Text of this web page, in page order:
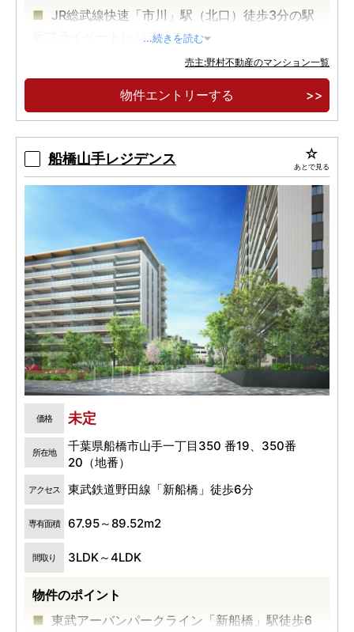
JR総武線快速「市川」駅（北口）徒歩3分の駅
近プライベートレジデンス
「東京」駅直通19分、「新橋」駅直通23分、
「品川」駅直通28分の都心への直通アクセス
ガス衣類乾燥機「乾太くん」・食器棚・ディス
グレードな仕様
...続きを読む
売主:野村不動産のマンション一覧
物件エントリーする
船橋山手レジデンス あとで見る
価格 未定
所在地
千葉県船橋市山手一丁目350 番19、350番
20（地番）
アクセス 東武鉄道野田線「新船橋」徒歩6分
専有面積 67.95～89.52m2
間取り 3LDK～4LDK
物件のポイント
東武アーバンパークライン「新船橋」駅徒歩6